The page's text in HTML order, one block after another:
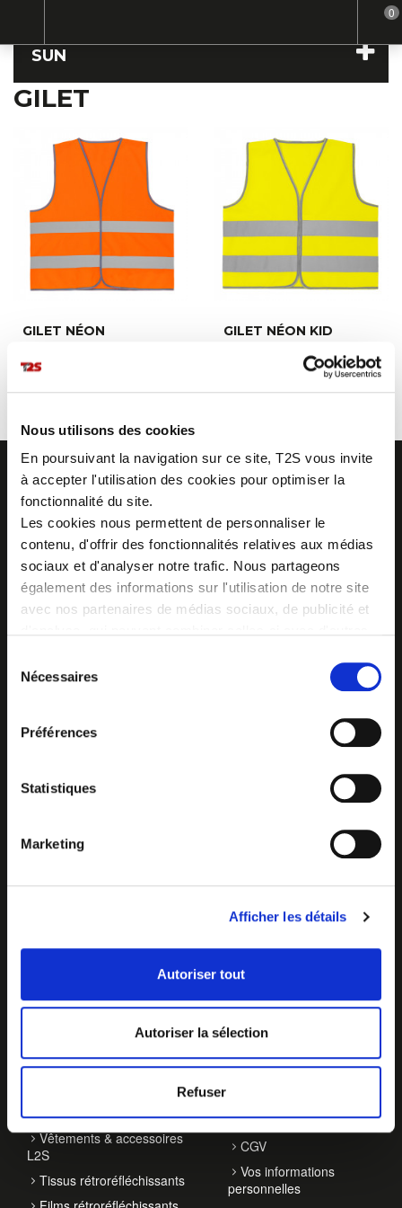
Nous utilisons des cookies
En poursuivant la navigation sur ce site, T2S vous invite
à accepter l'utilisation des cookies pour optimiser la
fonctionnalité du site.
Les cookies nous permettent de personnaliser le
contenu, d'offrir des fonctionnalités relatives aux médias
sociaux et d'analyser notre trafic. Nous partageons
également des informations sur l'utilisation de notre site
avec nos partenaires de médias sociaux, de publicité et
collectées lors de votre utilisation de leurs services.
Nécessaires
Préférences
Statistiques
Marketing
Afficher les détails
Autoriser tout
Autoriser la sélection
Refuser
SUN
GILET
GILET NÉON GILET NÉON KID
Z.I. La Vaure - B.P. 20930
42291 SORBIERS CEDEX - France
Tél. : + 33 (0)4 77 53 05 05
Contactez-nous !
Plan d'accès
Accessoires de
EPI haute visibilité
Vêtements & accessoires
L2S
Tissus rétroréfléchissants
Contact
Notre démarche RSE
CGV
Vos informations
personnelles
0